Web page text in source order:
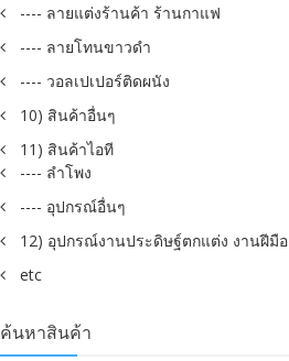
---- ลายแต่งร้านค้า ร้านกาแฟ
---- ลายโทนขาวดำ
---- วอลเปเปอร์ติดผนัง
10) สินค้าอื่นๆ
11) สินค้าไอที
---- ลำโพง
---- อุปกรณ์อื่นๆ
12) อุปกรณ์งานประดิษฐ์ตกแต่ง งานฝีมือ
etc
ค้นหาสินค้า